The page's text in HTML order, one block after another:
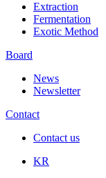
Extraction
Fermentation
Exotic Method
Board
News
Newsletter
Contact
Contact us
KR